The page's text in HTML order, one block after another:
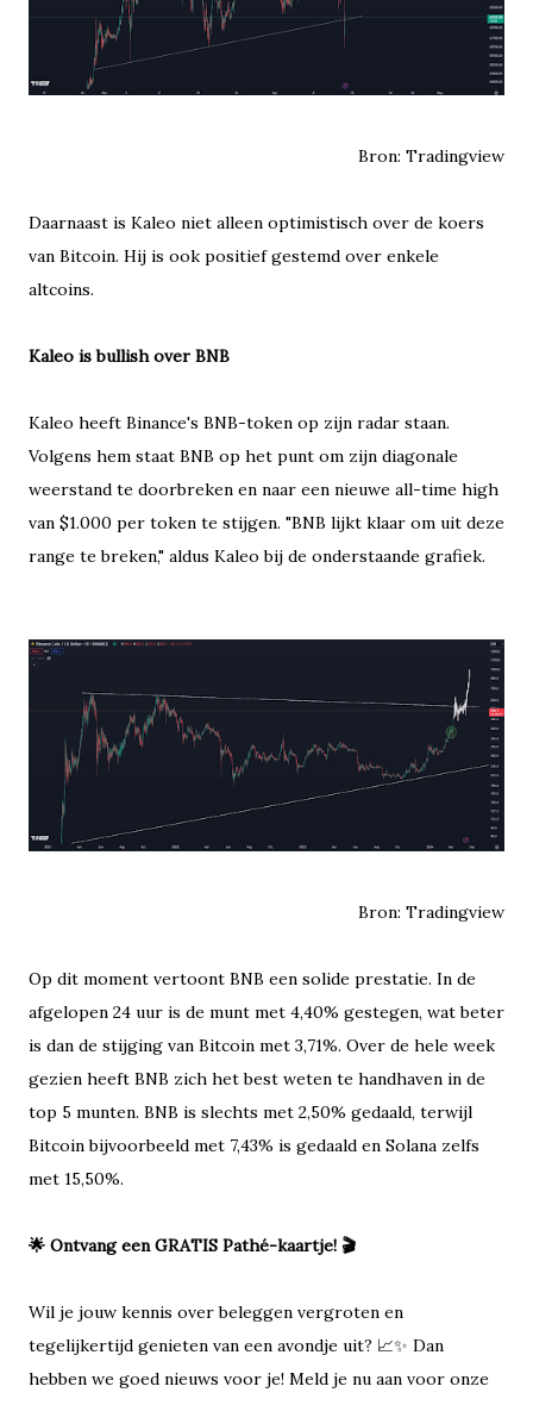
Bron: Tradingview
Daarnaast is Kaleo niet alleen optimistisch over de koers
van Bitcoin. Hij is ook positief gestemd over enkele
altcoins.
Kaleo is bullish over BNB
Kaleo heeft Binance's BNB-token op zijn radar staan.
Volgens hem staat BNB op het punt om zijn diagonale
weerstand te doorbreken en naar een nieuwe all-time high
van $1.000 per token te stijgen. "BNB lijkt klaar om uit deze
range te breken," aldus Kaleo bij de onderstaande grafiek.
Bron: Tradingview
Op dit moment vertoont BNB een solide prestatie. In de
afgelopen 24 uur is de munt met 4,40% gestegen, wat beter
is dan de stijging van Bitcoin met 3,71%. Over de hele week
gezien heeft BNB zich het best weten te handhaven in de
top 5 munten. BNB is slechts met 2,50% gedaald, terwijl
Bitcoin bijvoorbeeld met 7,43% is gedaald en Solana zelfs
met 15,50%.
🌟 Ontvang een GRATIS Pathé-kaartje! 🎬
Wil je jouw kennis over beleggen vergroten en
tegelijkertijd genieten van een avondje uit? 📈✨ Dan
hebben we goed nieuws voor je! Meld je nu aan voor onze